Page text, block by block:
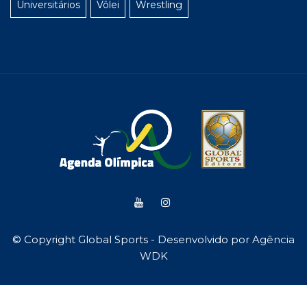
Universitários Vôlei Wrestling
© Copyright Global Sports - Desenvolvido por Agência
WDK